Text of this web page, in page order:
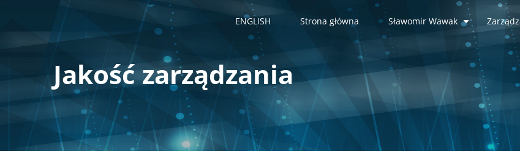
ENGLISH Strona główna +
Sławomir Wawak
Jakość zarządzania